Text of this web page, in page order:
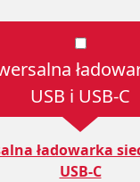
USB i USB-C
ładowarka
USB-C